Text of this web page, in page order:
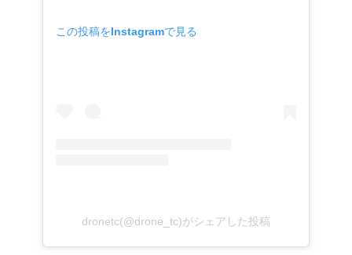
この投稿をInstagramで見る
dronetc(@drone_tc)がシェアした投稿